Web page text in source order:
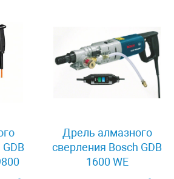
Дрель алмазного
сверления Bosch GDB
1600 WE